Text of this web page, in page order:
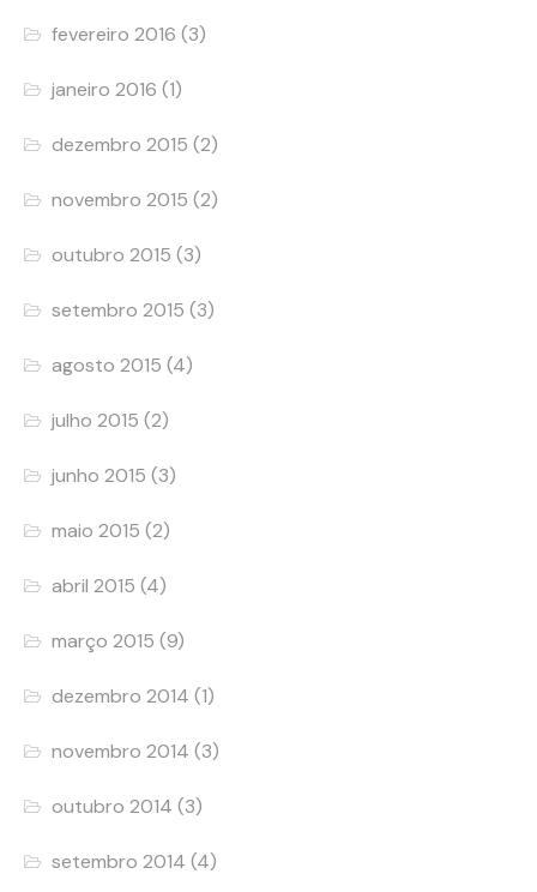
fevereiro 2016 (3)
janeiro 2016 (1)
dezembro 2015 (2)
novembro 2015 (2)
outubro 2015 (3)
setembro 2015 (3)
agosto 2015 (4)
julho 2015 (2)
junho 2015 (3)
maio 2015 (2)
abril 2015 (4)
março 2015 (9)
dezembro 2014 (1)
novembro 2014 (3)
outubro 2014 (3)
setembro 2014 (4)